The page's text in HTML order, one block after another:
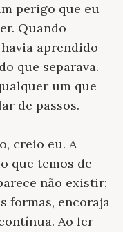
perigo que eu
Quando
aprendido
que separava.
um que
de passos.
creio eu. A
que temos de
não existir;
formas, encoraja
Ao ler